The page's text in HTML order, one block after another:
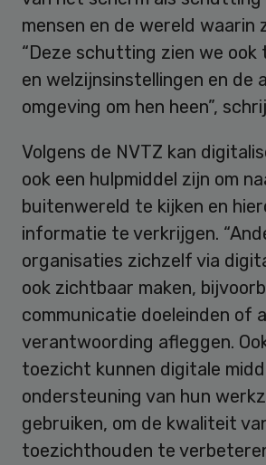
mensen en de wereld waarin
“Deze schutting zien we
en welzijnsinstellingen en de
omgeving om hen heen”,
Volgens de NVTZ kan
ook een hulpmiddel zijn om
buitenwereld te kijken en
informatie te verkrijgen.
organisaties zichzelf via
ook zichtbaar maken,
communicatie doeleinden of
verantwoording afleggen.
toezicht kunnen digitale
ondersteuning van hun
gebruiken, om de kwaliteit
toezichthouden te